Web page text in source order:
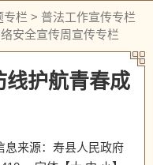
专栏 > 普法工作宣传专栏
安全宣传周宣传专栏
线护航青春成
息来源：寿县人民政府